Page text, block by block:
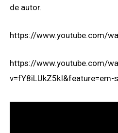
de autor.
https://www.youtube.com/
https://www.youtube.com/
v=fY8iLUkZ5kI&feature=em-